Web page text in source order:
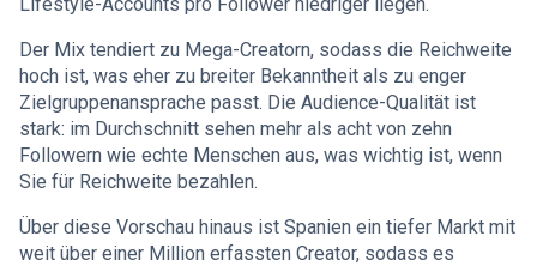
Der Mix tendiert zu Mega-Creatorn, sodass die Reichweite
hoch ist, was eher zu breiter Bekanntheit als zu enger
Zielgruppenansprache passt. Die Audience-Qualität ist
stark: im Durchschnitt sehen mehr als acht von zehn
Followern wie echte Menschen aus, was wichtig ist, wenn
Sie für Reichweite bezahlen.
Über diese Vorschau hinaus ist Spanien ein tiefer Markt mit
weit über einer Million erfassten Creator, sodass es